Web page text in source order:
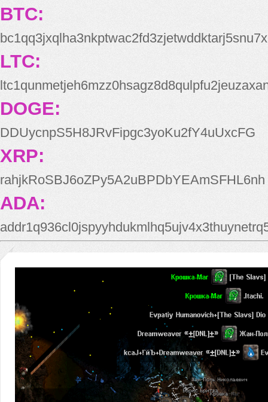
BTC:
bc1qq3jxqlha3nkptwac2fd3zjetwddktarj5snu7x
LTC:
DOGE:
DDUycnpS5H8JRvFipgc3yoKu2fY4uUxcFG
XRP:
rahjkRoSBJ6oZPy5A2uBPDbYEAmSFHL6nh
ADA: